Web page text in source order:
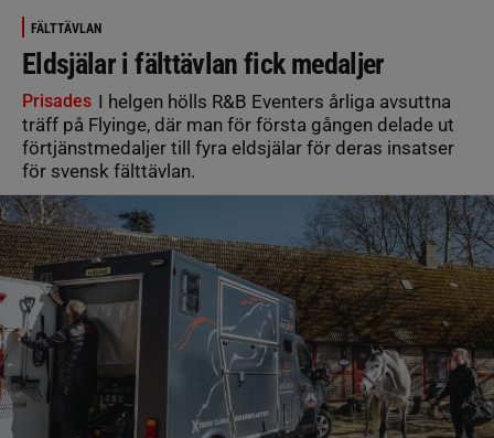
FÄLTTÄVLAN
Eldsjälar i fälttävlan fick medaljer
Prisades I helgen hölls R&B Eventers årliga avsuttna
träff på Flyinge, där man för första gången delade ut
förtjänstmedaljer till fyra eldsjälar för deras insatser
för svensk fälttävlan.